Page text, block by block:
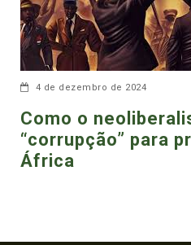
4 de dezembro de 2024
Como o
“corrupção” para
África